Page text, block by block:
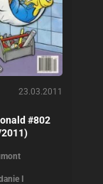
23.03.2011
#802
I